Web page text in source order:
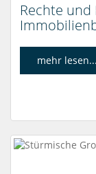
Rechte
mehr lesen...